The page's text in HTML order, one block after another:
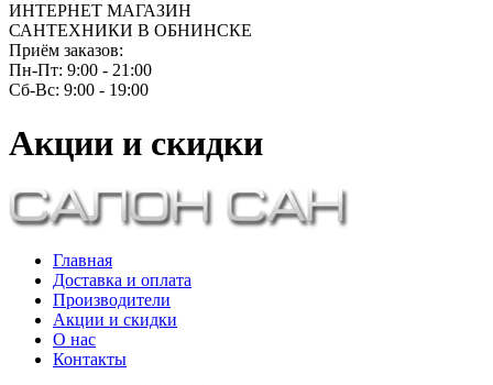
ИНТЕРНЕТ МАГАЗИН
САНТЕХНИКИ В ОБНИНСКЕ
Приём заказов:
Пн-Пт: 9:00 - 21:00
Сб-Вс: 9:00 - 19:00
Акции и скидки
Главная
Доставка и оплата
Производители
Акции и скидки
О нас
Контакты